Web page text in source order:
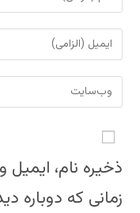
نظر
دادن،
نام
نام
کاربری
خود
وارد
کنید
برای
نظر
دادن،
ایمیل‌تان
وارد
وب
خود
را
کنید
ذخیره نام،
زمانی که دوباره